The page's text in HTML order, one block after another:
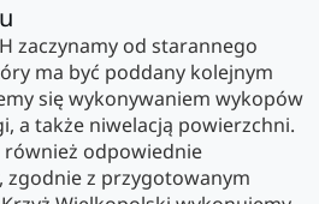
zaczynamy od starannego
ma być poddany kolejnym
się wykonywaniem wykopów
a także niwelacją powierzchni.
również odpowiednie
zgodnie z przygotowanym